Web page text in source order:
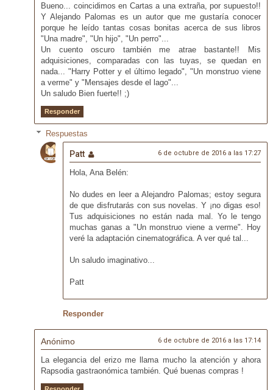
Bueno... coincidimos en Cartas a una extraña, por supuesto!!
Y Alejando Palomas es un autor que me gustaría conocer
porque he leído tantas cosas bonitas acerca de sus libros
"Una madre", "Un hijo", "Un perro"...
Un cuento oscuro también me atrae bastante!! Mis
adquisiciones, comparadas con las tuyas, se quedan en
nada... "Harry Potter y el último legado", "Un monstruo viene
a verme" y "Mensajes desde el lago"...
Un saludo Bien fuerte!! ;)
Responder
Respuestas
Patt 6 de octubre de 2016 a las 17:27
Hola, Ana Belén:
No dudes en leer a Alejandro Palomas; estoy segura
de que disfrutarás con sus novelas. Y ¡no digas eso!
Tus adquisiciones no están nada mal. Yo le tengo
muchas ganas a "Un monstruo viene a verme". Hoy
veré la adaptación cinematográfica. A ver qué tal...
Un saludo imaginativo...
Patt
Responder
Anónimo 6 de octubre de 2016 a las 17:14
La elegancia del erizo me llama mucho la atención y ahora
Rapsodia gastraonómica también. Qué buenas compras !